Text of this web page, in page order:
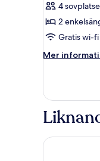
-
anslutande
rum
4
2
Gratis wi-fi
Mer
Mer
-
anslutande
rum
Tallink Hotel